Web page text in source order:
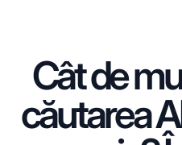
Cât de
căutarea